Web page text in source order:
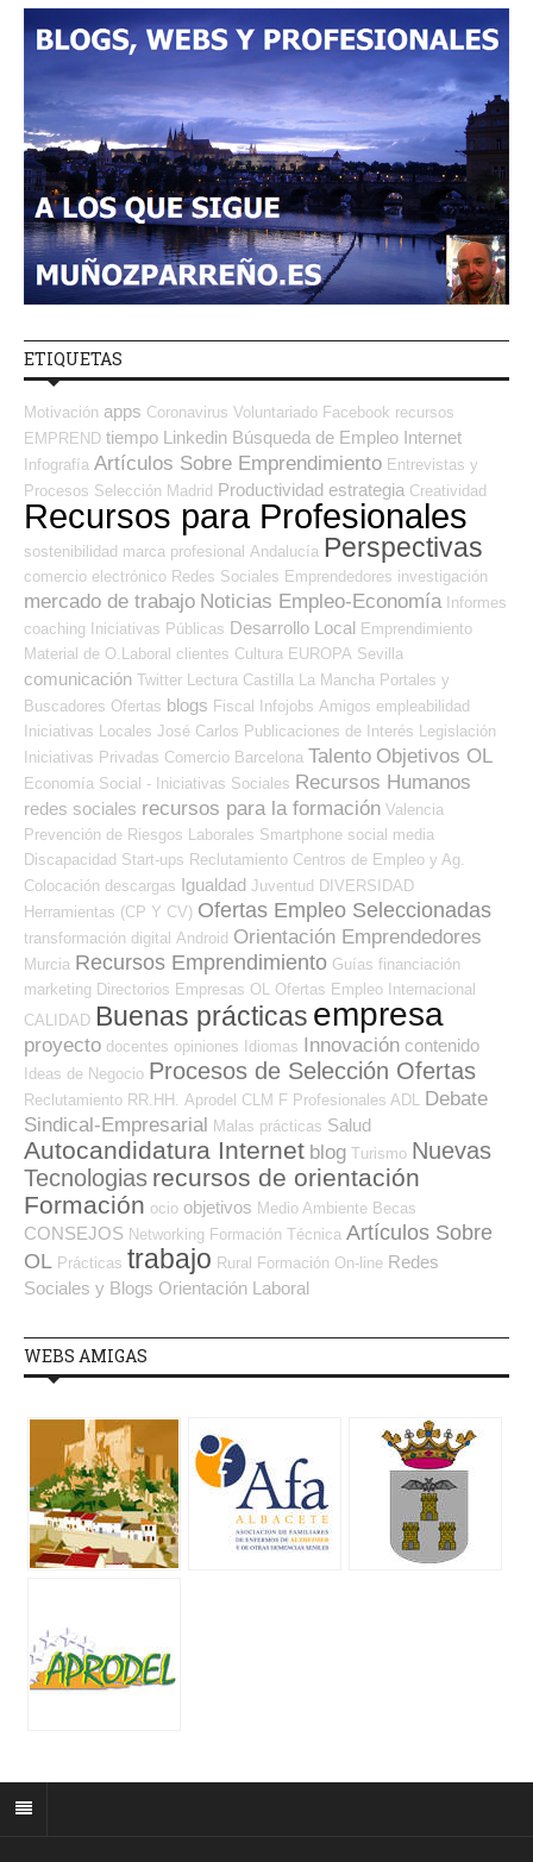
ETIQUETAS
Motivación apps Coronavirus Voluntariado Facebook recursos
EMPREND tiempo Linkedin Búsqueda de Empleo Internet
Infografía Artículos Sobre Emprendimiento Entrevistas y
Procesos Selección Madrid Productividad estrategia Creatividad
Recursos para Profesionales
sostenibilidad marca profesional Andalucía Perspectivas
comercio electrónico Redes Sociales Emprendedores investigación
mercado de trabajo Noticias Empleo-Economía Informes
coaching Iniciativas Públicas Desarrollo Local Emprendimiento
Material de O.Laboral clientes Cultura EUROPA Sevilla
comunicación Twitter Lectura Castilla La Mancha Portales y
Buscadores Ofertas blogs Fiscal Infojobs Amigos empleabilidad
Iniciativas Locales José Carlos Publicaciones de Interés Legislación
Iniciativas Privadas Comercio Barcelona Talento Objetivos OL
Economía Social - Iniciativas Sociales Recursos Humanos
redes sociales recursos para la formación Valencia
Prevención de Riesgos Laborales Smartphone social media
Discapacidad Start-ups Reclutamiento Centros de Empleo y Ag.
Colocación descargas Igualdad Juventud DIVERSIDAD
Herramientas (CP Y CV) Ofertas Empleo Seleccionadas
transformación digital Android Orientación Emprendedores
Murcia Recursos Emprendimiento Guías financiación
marketing Directorios Empresas OL
Ofertas Empleo Internacional
CALIDAD Buenas prácticas empresa
proyecto docentes opiniones Idiomas Innovación contenido
Ideas de Negocio Procesos de Selección Ofertas
Reclutamiento RR.HH. Aprodel CLM F Profesionales ADL
Debate
Sindical-Empresarial Malas prácticas Salud
Autocandidatura Internet blog Turismo Nuevas
Tecnologias recursos de orientación
Formación ocio objetivos Medio Ambiente Becas
CONSEJOS Networking Formación Técnica Artículos Sobre
OL Prácticas trabajo Rural Formación On-line Redes
Sociales y Blogs Orientación Laboral
WEBS AMIGAS